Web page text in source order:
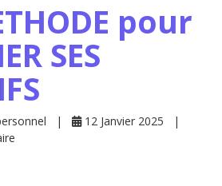
pour
SES
12 Janvier 2025